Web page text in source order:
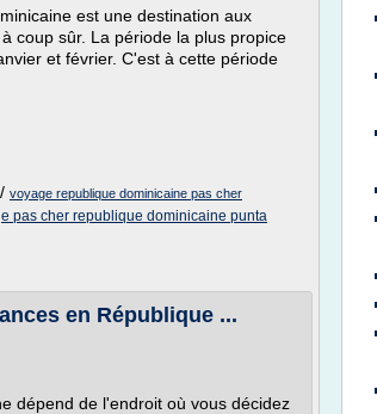
est une destination aux
coup sûr. La période la plus propice
et février. C'est à cette période
/ voyage republique dominicaine pas cher
pas cher republique dominicaine punta
en République ...
dépend de l'endroit où vous décidez